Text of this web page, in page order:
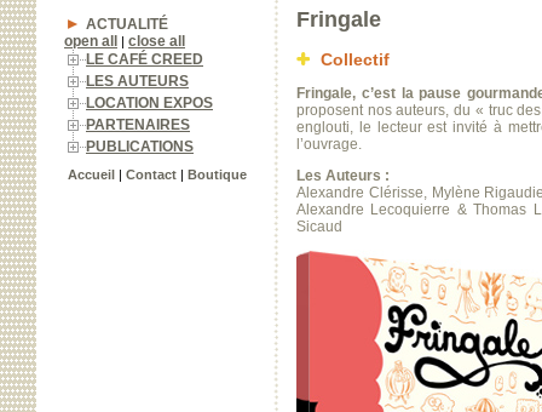
ACTUALITÉ
open all
| close all
LE CAFÉ CREED
LES AUTEURS
LOCATION EXPOS
PARTENAIRES
PUBLICATIONS
Accueil | Contact | Boutique
Fringale
Collectif
Fringale, c’est la pause
proposent nos auteurs, du « truc
englouti, le lecteur est invité à
l’ouvrage.
Les Auteurs :
Alexandre Clérisse, Mylène
Alexandre Lecoquierre & Thomas
Sicaud